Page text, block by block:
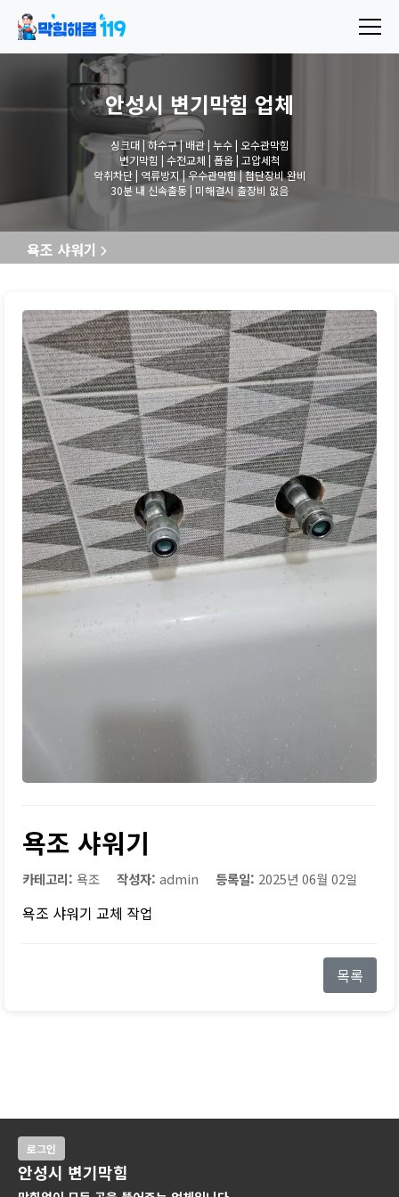
안성시 변기막힘 업체
싱크대 | 하수구 | 배관 | 누수 | 오수관막힘
변기막힘 | 수전교체 | 폽옵 | 고압세척
악취차단 | 역류방지 | 우수관막힘 | 첨단장비 완비
30분 내 신속출동 | 미해결시 출장비 없음
욕조 샤워기
욕조 샤워기
카테고리: 욕조 작성자: admin 등록일: 2025년 06월 02일
욕조 샤워기 교체 작업
목록
로그인
안성시 변기막힘